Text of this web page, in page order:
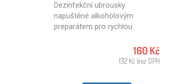
Dezinfekční ubrousky
napuštěné alkoholovým
preparátem pro rychlou
potravinářském průmyslu,
160 Kč
132 Kč bez DPH